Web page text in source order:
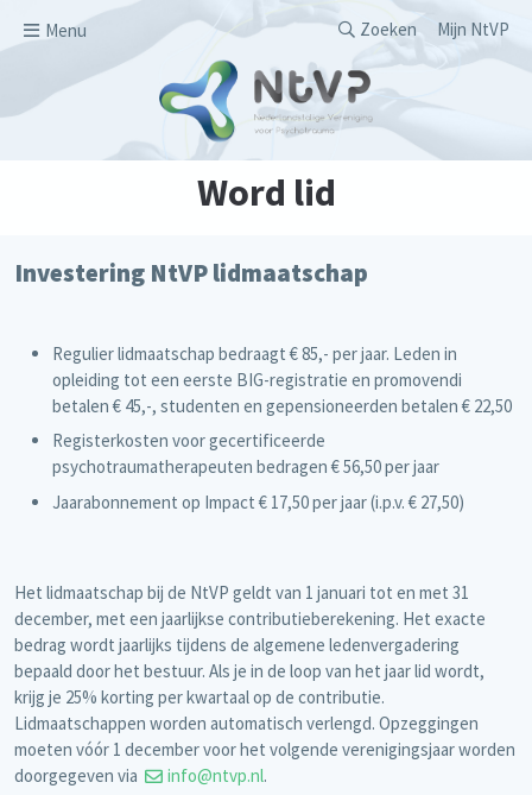
Menu
Secondary
Zoeken Mijn NtVP
Word lid
Investering NtVP lidmaatschap
Regulier lidmaatschap bedraagt € 85,- per jaar. Leden in
opleiding tot een eerste BIG-registratie en promovendi
betalen € 45,-, studenten en gepensioneerden betalen € 22,50
Registerkosten voor gecertificeerde
psychotraumatherapeuten bedragen € 56,50 per jaar
Jaarabonnement op Impact € 17,50 per jaar (i.p.v. € 27,50)
Het lidmaatschap bij de NtVP geldt van 1 januari tot en met 31
december, met een jaarlijkse contributieberekening. Het exacte
bedrag wordt jaarlijks tijdens de algemene ledenvergadering
bepaald door het bestuur. Als je in de loop van het jaar lid wordt,
krijg je 25% korting per kwartaal op de contributie.
Lidmaatschappen worden automatisch verlengd. Opzeggingen
moeten vóór 1 december voor het volgende verenigingsjaar worden
doorgegeven via
info@ntvp.nl.